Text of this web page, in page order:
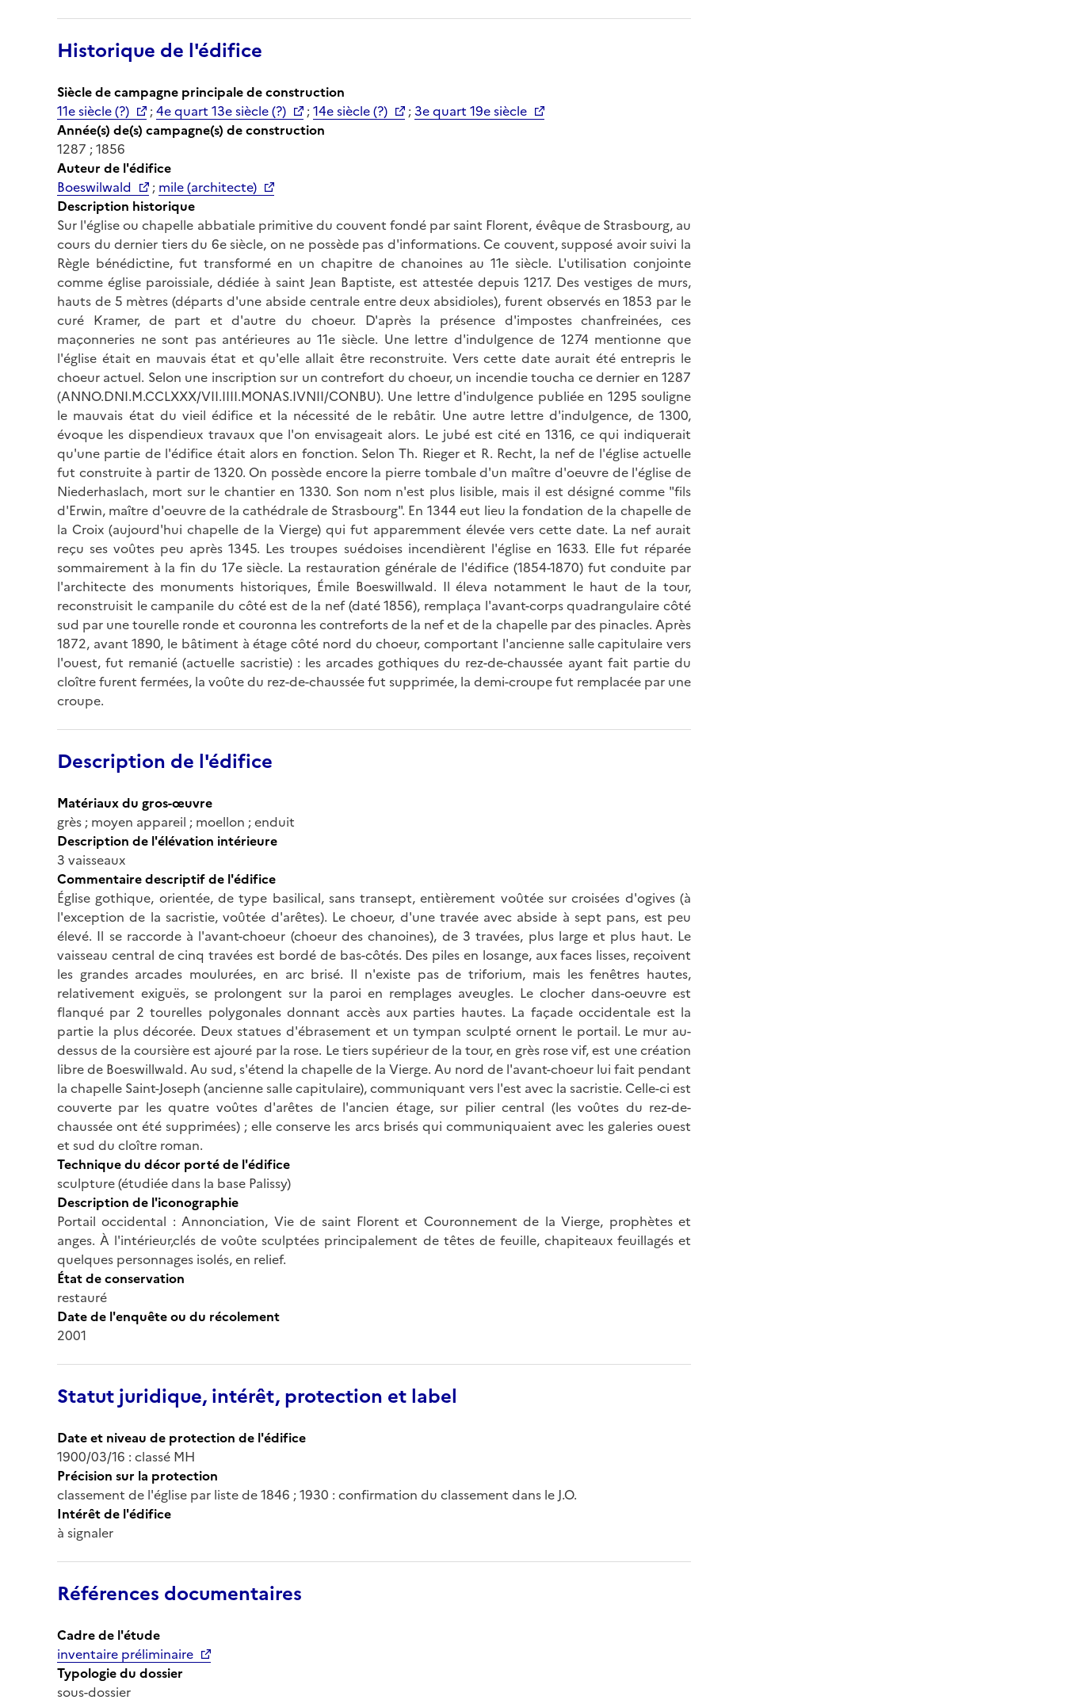
Historique de l'édifice
Siècle de campagne principale de construction
11e siècle (?)
;4e quart 13e siècle (?) ;14e siècle (?) ;3e quart 19e siècle
Année(s) de(s) campagne(s) de construction
1287 ; 1856
Auteur de l'édifice
Boeswilwald
; mile (architecte)
Description historique
Sur l'église ou chapelle abbatiale primitive du couvent fondé par saint Florent, évêque de Strasbourg, au
cours du dernier tiers du 6e siècle, on ne possède pas d'informations. Ce couvent, supposé avoir suivi la
Règle bénédictine, fut transformé en un chapitre de chanoines au 11e siècle. L'utilisation conjointe
comme église paroissiale, dédiée à saint Jean Baptiste, est attestée depuis 1217. Des vestiges de murs,
hauts de 5 mètres (départs d'une abside centrale entre deux absidioles), furent observés en 1853 par le
curé Kramer, de part et d'autre du choeur. D'après la présence d'impostes chanfreinées, ces
maçonneries ne sont pas antérieures au 11e siècle. Une lettre d'indulgence de 1274 mentionne que
l'église était en mauvais état et qu'elle allait être reconstruite. Vers cette date aurait été entrepris le
choeur actuel. Selon une inscription sur un contrefort du choeur, un incendie toucha ce dernier en 1287
(ANNO.DNI.M.CCLXXX/VII.IIII.MONAS.IVNII/CONBU). Une lettre d'indulgence publiée en 1295 souligne
le mauvais état du vieil édifice et la nécessité de le rebâtir. Une autre lettre d'indulgence, de 1300,
évoque les dispendieux travaux que l'on envisageait alors. Le jubé est cité en 1316, ce qui indiquerait
qu'une partie de l'édifice était alors en fonction. Selon Th. Rieger et R. Recht, la nef de l'église actuelle
fut construite à partir de 1320. On possède encore la pierre tombale d'un maître d'oeuvre de l'église de
Niederhaslach, mort sur le chantier en 1330. Son nom n'est plus lisible, mais il est désigné comme "fils
d'Erwin, maître d'oeuvre de la cathédrale de Strasbourg". En 1344 eut lieu la fondation de la chapelle de
la Croix (aujourd'hui chapelle de la Vierge) qui fut apparemment élevée vers cette date. La nef aurait
reçu ses voûtes peu après 1345. Les troupes suédoises incendièrent l'église en 1633. Elle fut réparée
sommairement à la fin du 17e siècle. La restauration générale de l'édifice (1854-1870) fut conduite par
l'architecte des monuments historiques, Émile Boeswillwald. Il éleva notamment le haut de la tour,
reconstruisit le campanile du côté est de la nef (daté 1856), remplaça l'avant-corps quadrangulaire côté
sud par une tourelle ronde et couronna les contreforts de la nef et de la chapelle par des pinacles. Après
1872, avant 1890, le bâtiment à étage côté nord du choeur, comportant l'ancienne salle capitulaire vers
l'ouest, fut remanié (actuelle sacristie) : les arcades gothiques du rez-de-chaussée ayant fait partie du
cloître furent fermées, la voûte du rez-de-chaussée fut supprimée, la demi-croupe fut remplacée par une
croupe.
Description de l'édifice
Matériaux du gros-œuvre
grès ; moyen appareil ; moellon ; enduit
Description de l'élévation intérieure
3 vaisseaux
Commentaire descriptif de l'édifice
Église gothique, orientée, de type basilical, sans transept, entièrement voûtée sur croisées d'ogives (à
l'exception de la sacristie, voûtée d'arêtes). Le choeur, d'une travée avec abside à sept pans, est peu
élevé. Il se raccorde à l'avant-choeur (choeur des chanoines), de 3 travées, plus large et plus haut. Le
vaisseau central de cinq travées est bordé de bas-côtés. Des piles en losange, aux faces lisses, reçoivent
les grandes arcades moulurées, en arc brisé. Il n'existe pas de triforium, mais les fenêtres hautes,
relativement exiguës, se prolongent sur la paroi en remplages aveugles. Le clocher dans-oeuvre est
flanqué par 2 tourelles polygonales donnant accès aux parties hautes. La façade occidentale est la
partie la plus décorée. Deux statues d'ébrasement et un tympan sculpté ornent le portail. Le mur au-
dessus de la coursière est ajouré par la rose. Le tiers supérieur de la tour, en grès rose vif, est une création
libre de Boeswillwald. Au sud, s'étend la chapelle de la Vierge. Au nord de l'avant-choeur lui fait pendant
la chapelle Saint-Joseph (ancienne salle capitulaire), communiquant vers l'est avec la sacristie. Celle-ci est
couverte par les quatre voûtes d'arêtes de l'ancien étage, sur pilier central (les voûtes du rez-de-
chaussée ont été supprimées) ; elle conserve les arcs brisés qui communiquaient avec les galeries ouest
et sud du cloître roman.
Technique du décor porté de l'édifice
sculpture (étudiée dans la base Palissy)
Description de l'iconographie
Portail occidental : Annonciation, Vie de saint Florent et Couronnement de la Vierge, prophètes et
anges. À l'intérieur,clés de voûte sculptées principalement de têtes de feuille, chapiteaux feuillagés et
quelques personnages isolés, en relief.
État de conservation
restauré
Date de l'enquête ou du récolement
2001
Statut juridique, intérêt, protection et label
Date et niveau de protection de l'édifice
1900/03/16 : classé MH
Précision sur la protection
classement de l'église par liste de 1846 ; 1930 : confirmation du classement dans le J.O.
Intérêt de l'édifice
à signaler
Références documentaires
Cadre de l'étude
inventaire préliminaire
Typologie du dossier
sous-dossier